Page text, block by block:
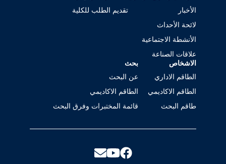
الأخبار
لائحة الأحداث
الأنشطة الاجتماعية
علاقات الصناعة
تقديم الطلب للكلية
الاشخاص
الطاقم الاداري
الطاقم الاكاديمي
طاقم البحث
بحث
عن البحث
الطاقم الاكاديمي
قائمة المختبرات وفرق البحث